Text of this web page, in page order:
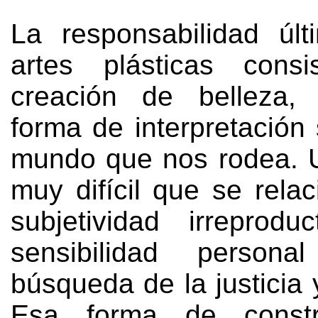
La responsabilidad
artes plásticas
creación de belleza
forma de interpretación
mundo que nos rodea.
muy difícil que se
subjetividad
sensibilidad
búsqueda de la justicia